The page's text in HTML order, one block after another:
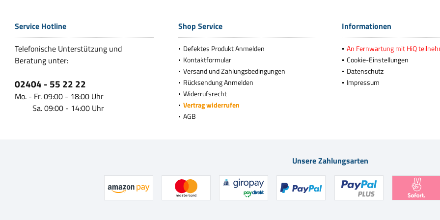
Service Hotline
Telefonische Unterstützung und
Beratung unter:
02404 - 55 22 22
Mo. - Fr. 09:00 - 18:00 Uhr
Sa. 09:00 - 14:00 Uhr
Shop Service
Defektes Produkt Anmelden
Kontaktformular
Versand und Zahlungsbedingungen
Rücksendung Anmelden
Widerrufsrecht
Vertrag widerrufen
AGB
Informationen
An Fernwartung mit HiQ
Cookie-Einstellungen
Datenschutz
Impressum
Unsere Zahlungsarten